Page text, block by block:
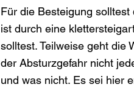
Für die Besteigung
ist durch eine
solltest. Teilweise geht die
der Absturzgefahr nicht
und was nicht. Es sei hier